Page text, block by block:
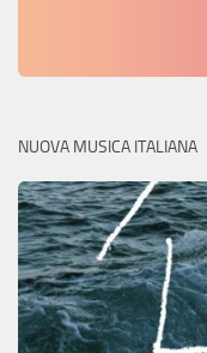
NUOVA MUSICA ITALIANA